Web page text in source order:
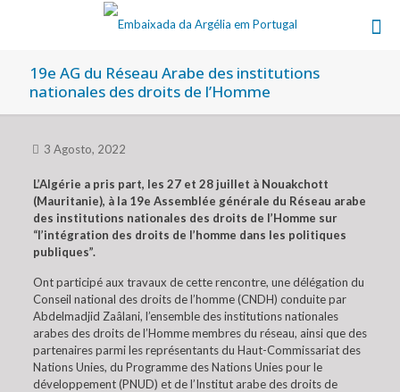
19e AG du Réseau Arabe des institutions
nationales des droits de l’Homme
3 Agosto, 2022
L’Algérie a pris part, les 27 et 28 juillet à Nouakchott
(Mauritanie), à la 19e Assemblée générale du Réseau arabe
des institutions nationales des droits de l’Homme sur
“l’intégration des droits de l’homme dans les politiques
publiques”.
Ont participé aux travaux de cette rencontre, une délégation du
Conseil national des droits de l’homme (CNDH) conduite par
Abdelmadjid Zaâlani, l’ensemble des institutions nationales
arabes des droits de l’Homme membres du réseau, ainsi que des
partenaires parmi les représentants du Haut-Commissariat des
Nations Unies, du Programme des Nations Unies pour le
développement (PNUD) et de l’Institut arabe des droits de